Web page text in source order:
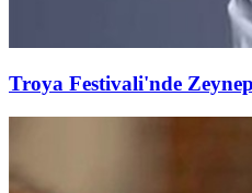
Troya Festivali'nde